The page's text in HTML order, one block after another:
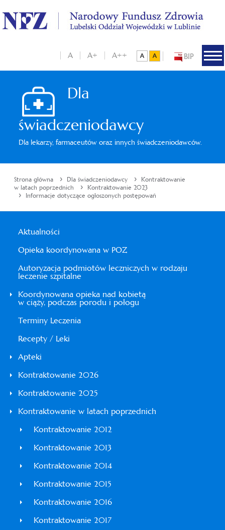
BIP
A A+ A++
Dla
świadczeniodawcy
Dla lekarzy, farmaceutów oraz innych świadczeniodawców.
Strona główna › Dla świadczeniodawcy › Kontraktowanie
w latach poprzednich
› Kontraktowanie 2023
› Informacje dotyczące ogłoszonych postępowań
Aktualności
Opieka koordynowana w POZ
Autoryzacja podmiotów leczniczych w rodzaju
leczenie szpitalne
Koordynowana opieka nad kobietą
w ciąży, podczas porodu i połogu
Terminy Leczenia
Recepty / Leki
Apteki
Kontraktowanie 2026
Kontraktowanie 2025
Kontraktowanie w latach poprzednich
Kontraktowanie 2012
Kontraktowanie 2013
Kontraktowanie 2014
Kontraktowanie 2015
Kontraktowanie 2016
Kontraktowanie 2017